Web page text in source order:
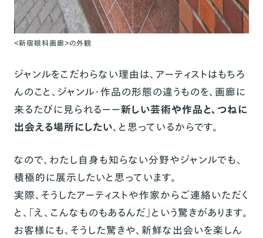
＜新宿眼科画廊＞の外観
ジャンルをこだわらない理由は、アーティストはもちろ
んのこと、ジャンル・作品の形態の違うものを、画廊に
来るたびに見られるーー新しい芸術や作品と、つねに
出会える場所にしたい、と思っているからです。
なので、わたし自身も知らない分野やジャンルでも、
積極的に展示したいと思っています。
実際、そうしたアーティストや作家からご連絡いただく
と、「え、こんなものもあるんだ」という驚きがあります。
お客様にも、そうした驚きや、新鮮な出会いを楽しん